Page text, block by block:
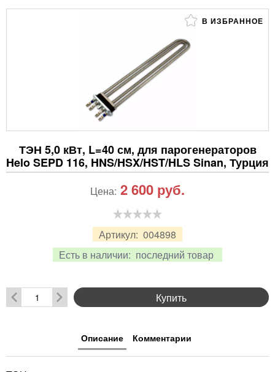
В ИЗБРАННОЕ
ТЭН 5,0 кВт, L=40 см, для парогенераторов
Helo SEPD 116, HNS/HSX/HST/HLS Sinan, Турция
Артикул: 004898
Есть в наличии: последний товар
Цена: 2 600 руб.
Купить
Описание Комментарии